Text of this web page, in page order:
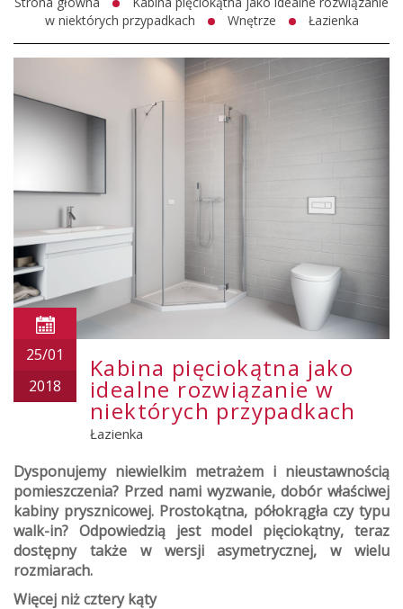
w niektórych przypadkach
Wnętrze Łazienka
25/01
2018
Kabina pięciokątna jako
idealne rozwiązanie w
niektórych przypadkach
Łazienka
Dysponujemy niewielkim metrażem i nieustawnością
pomieszczenia? Przed nami wyzwanie, dobór właściwej
kabiny prysznicowej. Prostokątna, półokrągła czy typu
walk-in? Odpowiedzią jest model pięciokątny, teraz
dostępny także w wersji asymetrycznej, w wielu
rozmiarach.
Więcej niż cztery kąty